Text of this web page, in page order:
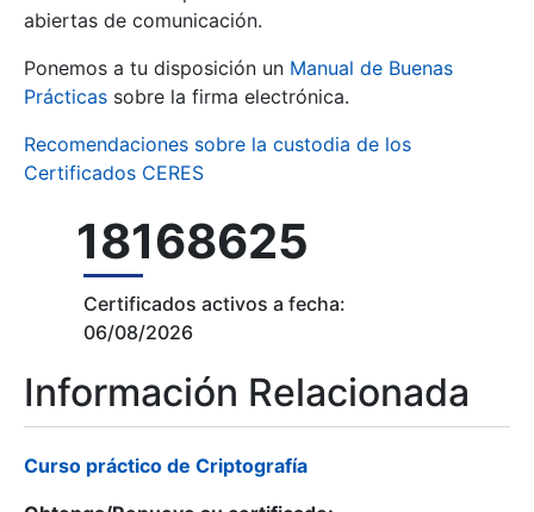
Mostrar/Ocultar
abiertas de comunicación.
Ponemos a tu disposición un Manual de Buenas
Prácticas sobre la firma electrónica.
Recomendaciones sobre la custodia de los
Certificados CERES
18168625
Certificados activos a fecha:
06/08/2026
Información Relacionada
Curso práctico de Criptografía